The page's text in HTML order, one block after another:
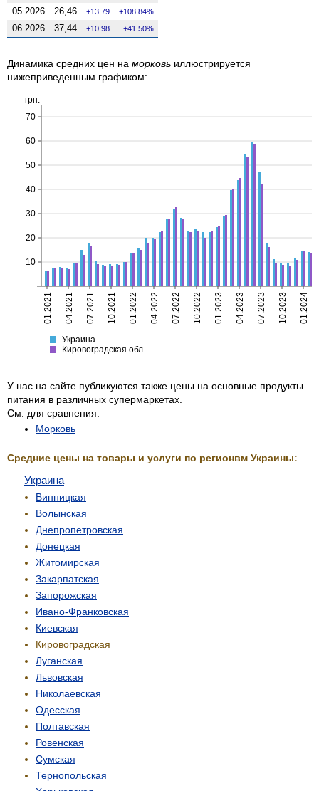
05.2026 26,46 13.79 108.84%
06.2026 37,44 10.98 41.50%
Динамика средних цен на морковь иллюстрируется
нижеприведенным графиком:
Украина
Кировоградская
01.2021 04.2021 07.2021 10.2021 01.2022 04.2022 07.2022 10.2022 01.2023 04.2023 07.2023 10.2023 01.2024
10
20
30
40
50
60
70
грн.
Украина
Кировоградская обл.
У нас на сайте публикуются также цены на основные продукты
питания в различных супермаркетах.
См. для сравнения:
Морковь
Средние цены на товары и услуги по регионвм Украины:
Украина
Винницкая
Волынская
Днепропетровская
Донецкая
Житомирская
Закарпатская
Запорожская
Ивано-Франковская
Киевская
Кировоградская
Луганская
Львовская
Николаевская
Одесская
Полтавская
Ровенская
Сумская
Тернопольская